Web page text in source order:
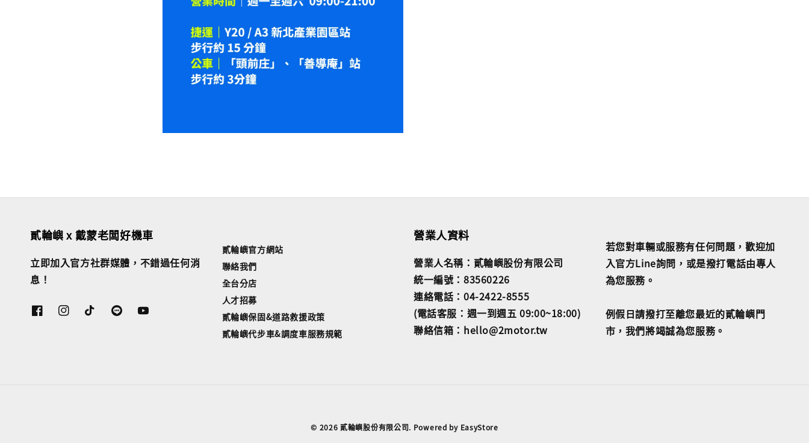
貳輪嶼 x 戴蒙老闆好機車
立即加入官方社群媒體，不錯過任何消
息！
貳輪嶼官方網站
聯絡我們
全台分店
人才招募
貳輪嶼保固&道路救援政策
貳輪嶼代步車&調度車服務規範
營業人資料
營業人名稱：貳輪嶼股份有限公司
統一編號：83560226
連絡電話：04-2422-8555
(電話客服：週一到週五 09:00~18:00)
聯絡信箱：hello@2motor.tw
若您對車輛或服務有任何問題，歡迎加
入官方Line詢問，或是撥打電話由專人
為您服務。
例假日請撥打至離您最近的貳輪嶼門
市，我們將竭誠為您服務。
© 2026 貳輪嶼股份有限公司. Powered by EasyStore